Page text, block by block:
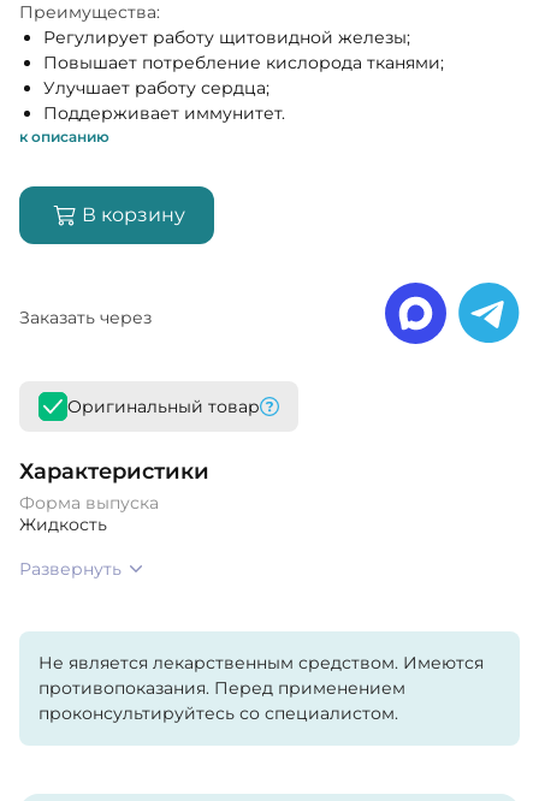
Преимущества:
Регулирует работу щитовидной железы;
Повышает потребление кислорода тканями;
Улучшает работу сердца;
Поддерживает иммунитет.
к описанию
В корзину
Заказать через
Оригинальный товар
Характеристики
Форма выпуска
Жидкость
Развернуть
Не является лекарственным средством. Имеются
противопоказания. Перед применением
проконсультируйтесь со специалистом.